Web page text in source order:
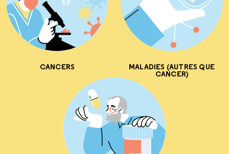
CANCERS MALADIES (AUTRES QUE
CANCER)